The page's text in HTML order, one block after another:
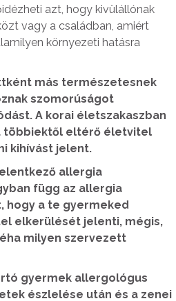
azt, hogy kivülállónak
vagy a családban, amiért
környezeti hatásra
más természetesnek
szomorúságot
A korai életszakaszban
többiektől eltérő életvitel
kihívást jelent.
allergia
függ az allergia
hogy a te gyermeked
elkerülését jelenti, mégis,
milyen szervezett
gyermek allergológus
észlelése után és a zenei